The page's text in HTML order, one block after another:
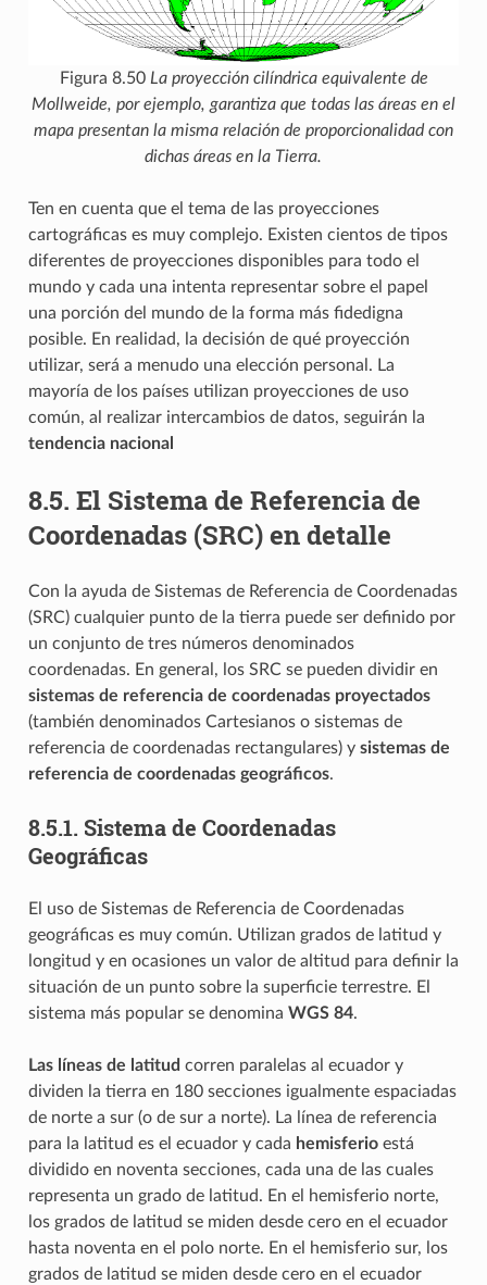
Figura 8.50 La proyección cilíndrica equivalente de
Mollweide, por ejemplo, garantiza que todas las áreas en el
mapa presentan la misma relación de proporcionalidad con
dichas áreas en la Tierra.
Ten en cuenta que el tema de las proyecciones
cartográficas es muy complejo. Existen cientos de tipos
diferentes de proyecciones disponibles para todo el
mundo y cada una intenta representar sobre el papel
una porción del mundo de la forma más fidedigna
posible. En realidad, la decisión de qué proyección
utilizar, será a menudo una elección personal. La
mayoría de los países utilizan proyecciones de uso
común, al realizar intercambios de datos, seguirán la
tendencia nacional
8.5. El Sistema de Referencia de
Coordenadas (SRC) en detalle
Con la ayuda de Sistemas de Referencia de Coordenadas
(SRC) cualquier punto de la tierra puede ser definido por
un conjunto de tres números denominados
coordenadas. En general, los SRC se pueden dividir en
sistemas de referencia de coordenadas proyectados
(también denominados Cartesianos o sistemas de
referencia de coordenadas rectangulares) y sistemas de
referencia de coordenadas geográficos.
8.5.1. Sistema de Coordenadas
Geográficas
El uso de Sistemas de Referencia de Coordenadas
geográficas es muy común. Utilizan grados de latitud y
longitud y en ocasiones un valor de altitud para definir la
situación de un punto sobre la superficie terrestre. El
sistema más popular se denomina WGS 84.
Las líneas de latitud corren paralelas al ecuador y
dividen la tierra en 180 secciones igualmente espaciadas
de norte a sur (o de sur a norte). La línea de referencia
para la latitud es el ecuador y cada hemisferioestá
dividido en noventa secciones, cada una de las cuales
representa un grado de latitud. En el hemisferio norte,
los grados de latitud se miden desde cero en el ecuador
hasta noventa en el polo norte. En el hemisferio sur, los
grados de latitud se miden desde cero en el ecuador